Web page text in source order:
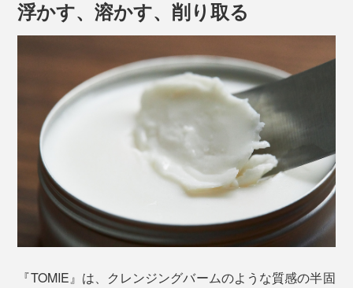
浮かす、溶かす、削り取る
『TOMIE』は、クレンジングバームのような質感の半固